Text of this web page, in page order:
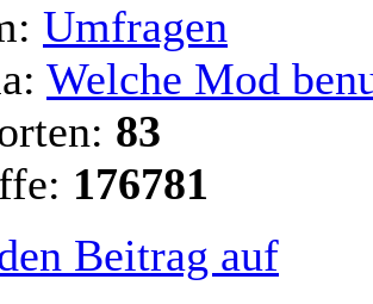
Umfragen
Welche Mod
83
176781
Beitrag auf